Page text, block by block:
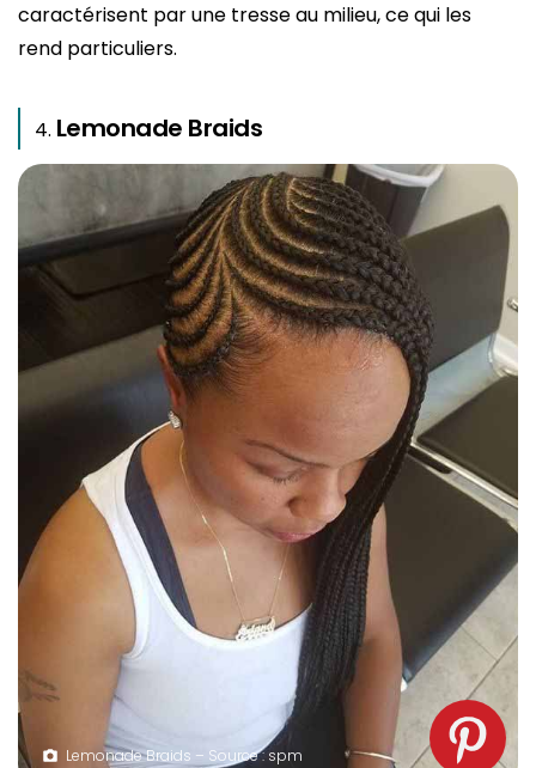
caractérisent par une tresse au milieu, ce qui les
rend particuliers.
Lemonade Braids
Lemonade Braids – Source : spm